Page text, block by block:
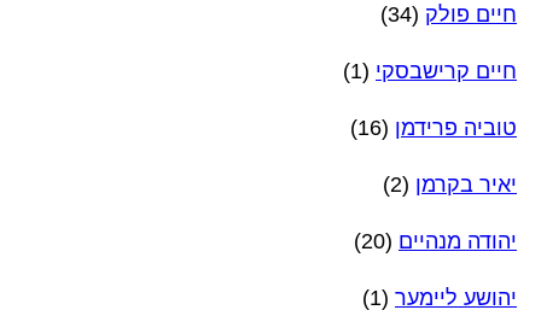
חיים פולק (34)
חיים קרישבסקי (1)
טוביה פרידמן (16)
יאיר בקרמן (2)
יהודה מנהיים (20)
יהושע ליימער (1)